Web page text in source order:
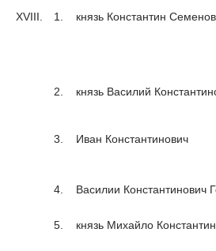
XVIII. 1. князь Константин
2. князь Василий
3. Иван Константинович
4. Василии Константинович
5. князь Михайло